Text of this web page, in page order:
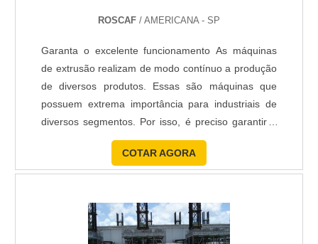
ROSCAF / AMERICANA - SP
Garanta o excelente funcionamento As máquinas
de extrusão realizam de modo contínuo a produção
de diversos produtos. Essas são máquinas que
possuem extrema importância para industriais de
diversos segmentos. Por isso, é preciso garantir o
pleno funcionamento da linha de extrusão. Isso é
essencial para o gerenciamento da planta industrial,
sendo assim, a manutenção nas máquinas
sobre a ma...
COTAR AGORA